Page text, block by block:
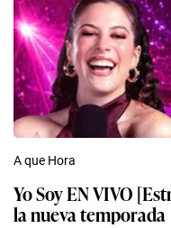
A que Hora
Yo Soy EN VIVO
la nueva temporada